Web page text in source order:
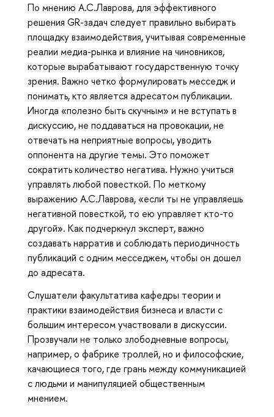
По мнению А.С.Лаврова, для эффективного
решения GR-задач следует правильно выбирать
площадку взаимодействия, учитывая современные
реалии медиа-рынка и влияние на чиновников,
которые вырабатывают государственную точку
зрения. Важно четко формулировать месседж и
понимать, кто является адресатом публикации.
Иногда «полезно быть скучным» и не вступать в
дискуссию, не поддаваться на провокации, не
отвечать на неприятные вопросы, уводить
оппонента на другие темы. Это поможет
сократить количество негатива. Нужно учиться
управлять любой повесткой. По меткому
выражению А.С.Лаврова, «если ты не управляешь
негативной повесткой, то ею управляет кто-то
другой». Как подчеркнул эксперт, важно
создавать нарратив и соблюдать периодичность
публикаций с одним месседжем, чтобы он дошел
до адресата.
Слушатели факультатива кафедры теории и
практики взаимодействия бизнеса и власти с
большим интересом участвовали в дискуссии.
Прозвучали не только злободневные вопросы,
например, о фабрике троллей, но и философские,
качающиеся того, где грань между коммуникацией
с людьми и манипуляцией общественным
мнением.